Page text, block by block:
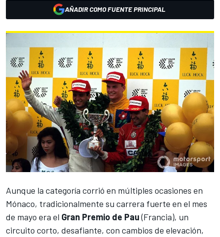
AÑADIR COMO FUENTE PRINCIPAL
Aunque la categoría corrió en múltiples ocasiones en
Mónaco, tradicionalmente su carrera fuerte en el mes
de mayo era el Gran Premio de Pau(Francia), un
circuito corto, desafiante, con cambios de elevación,